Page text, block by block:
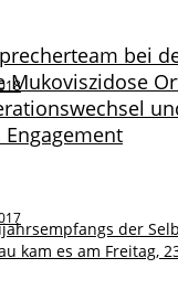
bei
Mukoviszidose
der
kam es am Freitag,